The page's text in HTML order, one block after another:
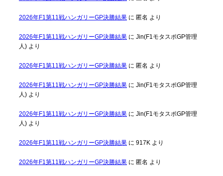
2026年F1第11戦ハンガリーGP決勝結果に 匿名 より
2026年F1第11戦ハンガリーGP決勝結果に Jin(F1モタスポGP管理
人)より
2026年F1第11戦ハンガリーGP決勝結果に 匿名 より
2026年F1第11戦ハンガリーGP決勝結果に Jin(F1モタスポGP管理
人)より
2026年F1第11戦ハンガリーGP決勝結果に Jin(F1モタスポGP管理
人)より
2026年F1第11戦ハンガリーGP決勝結果に 917Kより
2026年F1第11戦ハンガリーGP決勝結果に 匿名 より